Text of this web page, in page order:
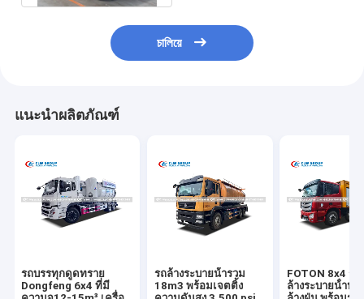
চালিয়ে
แนะนำผลิตภัณฑ์
รถบรรทุกดูดทราย
Dongfeng 6x4 ที่มี
รถล้างระบายน้ํารวม
18m3 พร้อมเจตติ้ง
FOTON 8x4 ร
ล้างระบายน้ําห